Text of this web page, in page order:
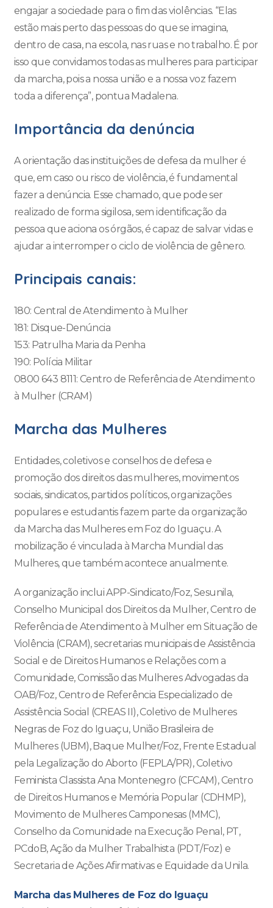
engajar a sociedade para o fim das violências. “Elas
estão mais perto das pessoas do que se imagina,
dentro de casa, na escola, nas ruas e no trabalho. É por
isso que convidamos todas as mulheres para participar
da marcha, pois a nossa união e a nossa voz fazem
toda a diferença”, pontua Madalena.
Importância da denúncia
A orientação das instituições de defesa da mulher é
que, em caso ou risco de violência, é fundamental
fazer a denúncia. Esse chamado, que pode ser
realizado de forma sigilosa, sem identificação da
pessoa que aciona os órgãos, é capaz de salvar vidas e
ajudar a interromper o ciclo de violência de gênero.
Principais canais:
180: Central de Atendimento à Mulher
181: Disque-Denúncia
153: Patrulha Maria da Penha
190: Polícia Militar
0800 643 8111: Centro de Referência de Atendimento
à Mulher (CRAM)
Marcha das Mulheres
Entidades, coletivos e conselhos de defesa e
promoção dos direitos das mulheres, movimentos
sociais, sindicatos, partidos políticos, organizações
populares e estudantis fazem parte da organização
da Marcha das Mulheres em Foz do Iguaçu. A
mobilização é vinculada à Marcha Mundial das
Mulheres, que também acontece anualmente.
A organização inclui APP-Sindicato/Foz, Sesunila,
Conselho Municipal dos Direitos da Mulher, Centro de
Referência de Atendimento à Mulher em Situação de
Violência (CRAM), secretarias municipais de Assistência
Social e de Direitos Humanos e Relações com a
Comunidade, Comissão das Mulheres Advogadas da
OAB/Foz, Centro de Referência Especializado de
Assistência Social (CREAS II), Coletivo de Mulheres
Negras de Foz do Iguaçu, União Brasileira de
Mulheres (UBM), Baque Mulher/Foz, Frente Estadual
pela Legalização do Aborto (FEPLA/PR), Coletivo
Feminista Classista Ana Montenegro (CFCAM), Centro
de Direitos Humanos e Memória Popular (CDHMP),
Movimento de Mulheres Camponesas (MMC),
Conselho da Comunidade na Execução Penal, PT,
PCdoB, Ação da Mulher Trabalhista (PDT/Foz) e
Secretaria de Ações Afirmativas e Equidade da Unila.
Marcha das Mulheres de Foz do Iguaçu